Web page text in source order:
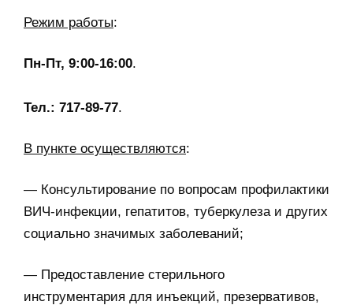
Режим работы:
Пн-Пт, 9:00-16:00.
Тел.: 717-89-77.
В пункте осуществляются:
— Консультирование по вопросам профилактики
ВИЧ-инфекции, гепатитов, туберкулеза и других
социально значимых заболеваний;
— Предоставление стерильного
инструментария для инъекций, презервативов,